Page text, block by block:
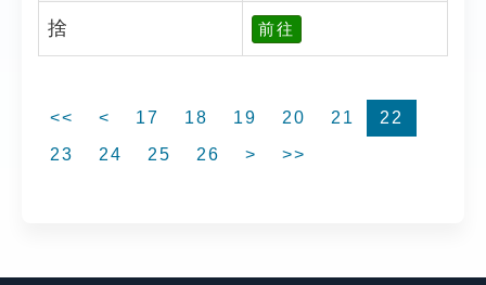
捨 前往
<< < 17 18 19 20 21
22
23
24 25 26 > >>